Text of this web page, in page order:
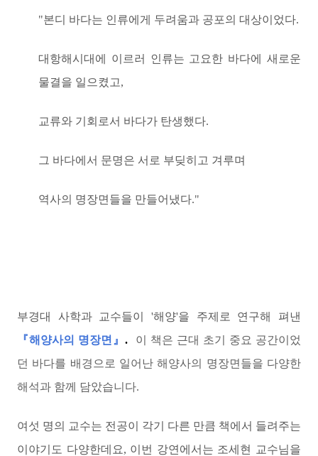
"본디 바다는 인류에게 두려움과 공포의 대상이었다.
대항해시대에 이르러 인류는 고요한 바다에 새로운
물결을 일으켰고,
교류와 기회로서 바다가 탄생했다.
그 바다에서 문명은 서로 부딪히고 겨루며
역사의 명장면들을 만들어냈다."
부경대 사학과 교수들이 '해양'을 주제로 연구해 펴낸
『해양사의 명장면 』. 이 책은 근대 초기 중요 공간이었
던 바다를 배경으로 일어난 해양사의 명장면들을 다양한
해석과 함께 담았습니다.
여섯 명의 교수는 전공이 각기 다른 만큼 책에서 들려주는
이야기도 다양한데요, 이번 강연에서는 조세현 교수님을